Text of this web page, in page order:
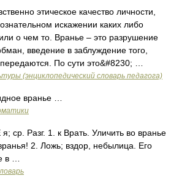
этическое качество личности,
искажении каких либо
о чем то. Вранье – это разрушение
введение в заблуждение того,
По сути это&#8230; …
(энциклопедический словарь педагога)
вранье …
ср. Разг. 1. к Врать. Уличить во вранье
2. Ложь; вздор, небылица. Его
в …